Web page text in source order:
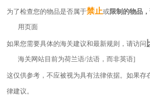
为了检查您的物品是否属于禁止或限制的物品
用页面
如果您需要具体的海关建议和最新规则，请访问
海关网站目前为荷兰语/法语，而非英语]
这仅供参考，不应被视为具有法律依据。如果存
律建议。